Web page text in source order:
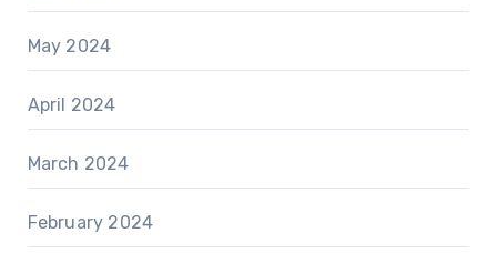
May 2024
April 2024
March 2024
February 2024